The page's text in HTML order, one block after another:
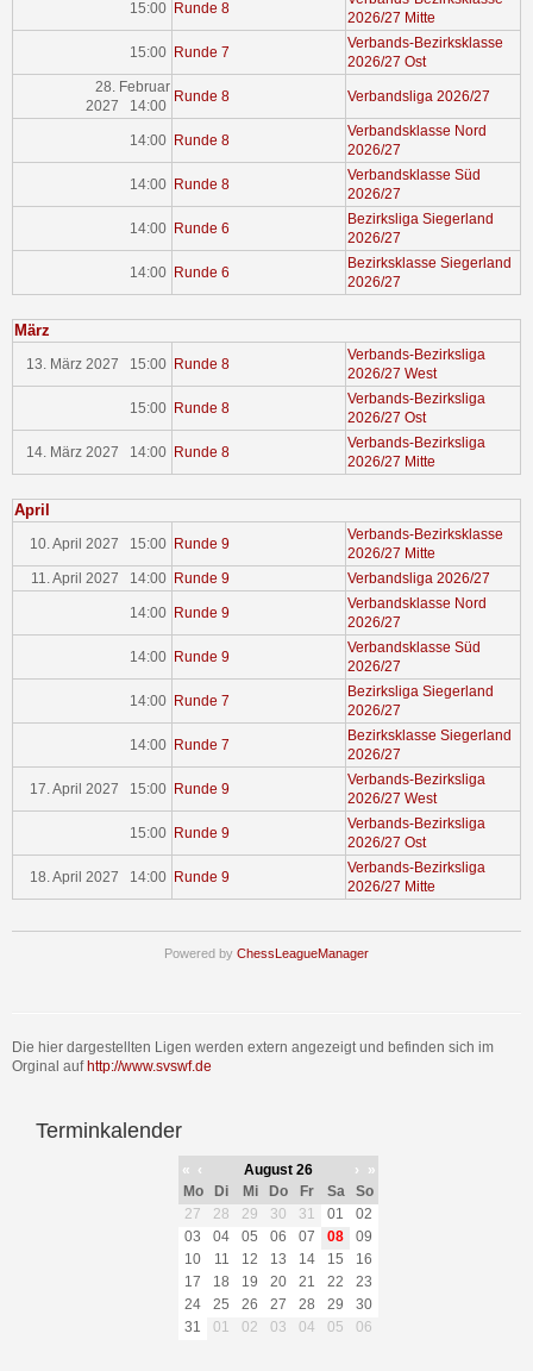
15:00 Runde 8
2026/27 Mitte
15:00 Runde 7
Verbands-Bezirksklasse
2026/27 Ost
28. Februar
2027 14:00
Runde 8 Verbandsliga 2026/27
14:00 Runde 8
Verbandsklasse Nord
2026/27
14:00 Runde 8
Verbandsklasse Süd
2026/27
14:00 Runde 6
Bezirksliga Siegerland
2026/27
14:00 Runde 6
Bezirksklasse Siegerland
2026/27
März
13. März 2027 15:00 Runde 8
Verbands-Bezirksliga
2026/27 West
15:00 Runde 8
Verbands-Bezirksliga
2026/27 Ost
14. März 2027 14:00 Runde 8
Verbands-Bezirksliga
2026/27 Mitte
April
10. April 2027 15:00 Runde 9
Verbands-Bezirksklasse
2026/27 Mitte
11. April 2027 14:00 Runde 9 Verbandsliga 2026/27
14:00 Runde 9
Verbandsklasse Nord
2026/27
14:00 Runde 9
Verbandsklasse Süd
2026/27
14:00 Runde 7
Bezirksliga Siegerland
2026/27
14:00 Runde 7
Bezirksklasse Siegerland
2026/27
17. April 2027 15:00 Runde 9
Verbands-Bezirksliga
2026/27 West
15:00 Runde 9
Verbands-Bezirksliga
2026/27 Ost
18. April 2027 14:00 Runde 9
Verbands-Bezirksliga
2026/27 Mitte
Powered by ChessLeagueManager
Die hier dargestellten Ligen werden extern angezeigt und befinden sich im
Orginal auf http://www.svswf.de
Terminkalender
« ‹ August 26 ›
»
Mo
Di Mi Do Fr Sa
So
27
28 29 30 31 01
02
03
04 05 06 07 08
09
10
11 12 13 14 15
16
17
18 19 20 21 22
23
24
25 26 27 28 29
30
31
01 02 03 04 05 06